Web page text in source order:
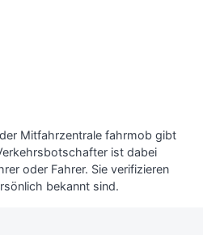
Mitfahrzentrale fahrmob gibt
ist dabei
oder Fahrer. Sie verifizieren
bekannt sind.